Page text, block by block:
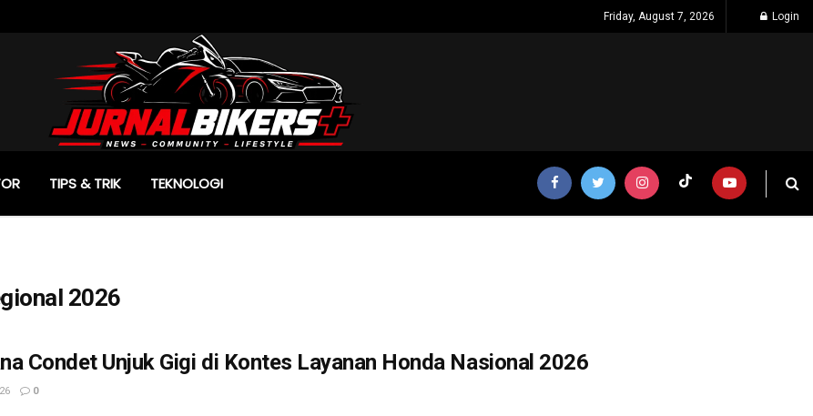
Friday, August 7, 2026 Login
TIPS & TRIK TEKNOLOGI
2026
Condet Unjuk Gigi di Kontes Layanan Honda Nasional 2026
0